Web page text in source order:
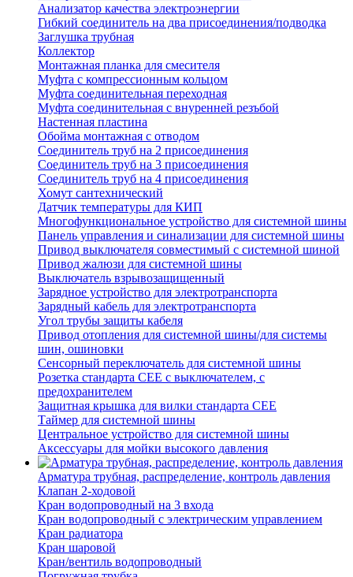
Анализатор качества электроэнергии
Гибкий соединитель на два присоединения/подводка
Заглушка трубная
Коллектор
Монтажная планка для смесителя
Муфта с компрессионным кольцом
Муфта соединительная переходная
Муфта соединительная с внуренней резъбой
Настенная пластина
Обойма монтажная с отводом
Соединитель труб на 2 присоединения
Соединитель труб на 3 присоединения
Соединитель труб на 4 присоединения
Хомут сантехнический
Датчик температуры для КИП
Многофункциональное устройство для системной шины
Панель управления и синализации для системной шины
Привод выключателя совместимый с системной шиной
Привод жалюзи для системной шины
Выключатель взрывозащищенный
Зарядное устройство для электротранспорта
Зарядный кабель для электротранспорта
Угол трубы защиты кабеля
Привод отопления для системной шины/для системы
шин, ошиновки
Сенсорный переключатель для системной шины
Розетка стандарта СЕЕ с выключателем, с
предохранителем
Защитная крышка для вилки стандарта CEE
Таймер для системной шины
Центральное устройство для системной шины
Аксессуары для мойки высокого давления
Арматура трубная, распределение, контроль давления
Клапан 2-ходовой
Кран водопроводный на 3 входа
Кран водопроводный с электрическим управлением
Кран радиатора
Кран шаровой
Кран/вентиль водопроводный